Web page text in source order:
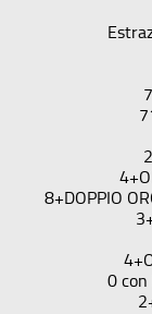
8+DOPPIO
0